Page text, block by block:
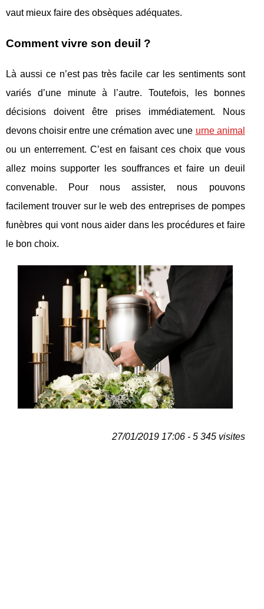
vaut mieux faire des obsèques adéquates.
Comment vivre son deuil ?
Là aussi ce n’est pas très facile car les sentiments sont
variés d’une minute à l’autre. Toutefois, les bonnes
décisions doivent être prises immédiatement. Nous
devons choisir entre une crémation avec une urne animal
ou un enterrement. C’est en faisant ces choix que vous
allez moins supporter les souffrances et faire un deuil
convenable. Pour nous assister, nous pouvons
facilement trouver sur le web des entreprises de pompes
funèbres qui vont nous aider dans les procédures et faire
le bon choix.
27/01/2019 17:06 - 5 345 visites